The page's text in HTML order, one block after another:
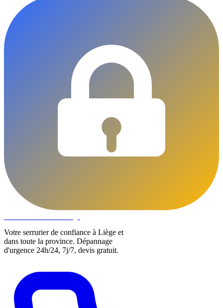
Votre serrurier de confiance à Liège et
dans toute la province. Dépannage
d'urgence 24h/24, 7j/7, devis gratuit.